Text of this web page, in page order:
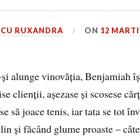
RUXANDRA ON 12
alunge vinovăția, Benjamiah
clienții, așezase şi scosese
să joace tenis, iar tata se tot
și făcând glume proaste –